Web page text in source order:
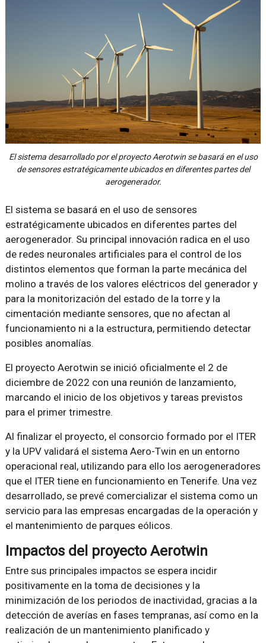
El sistema desarrollado por el proyecto Aerotwin se basará en el uso
de sensores estratégicamente ubicados en diferentes partes del
aerogenerador.
El sistema se basará en el uso de sensores
estratégicamente ubicados en diferentes partes del
aerogenerador. Su principal innovación radica en el uso
de redes neuronales artificiales para el control de los
distintos elementos que forman la parte mecánica del
molino a través de los valores eléctricos del generador y
para la monitorización del estado de la torre y la
cimentación mediante sensores, que no afectan al
funcionamiento ni a la estructura, permitiendo detectar
posibles anomalías.
El proyecto Aerotwin se inició oficialmente el 2 de
diciembre de 2022 con una reunión de lanzamiento,
marcando el inicio de los objetivos y tareas previstos
para el primer trimestre.
Al finalizar el proyecto, el consorcio formado por el ITER
y la UPV validará el sistema Aero-Twin en un entorno
operacional real, utilizando para ello los aerogeneradores
que el ITER tiene en funcionamiento en Tenerife. Una vez
desarrollado, se prevé comercializar el sistema como un
servicio para las empresas encargadas de la operación y
el mantenimiento de parques eólicos.
Impactos del proyecto Aerotwin
Entre sus principales impactos se espera incidir
positivamente en la toma de decisiones y la
minimización de los periodos de inactividad, gracias a la
detección de averías en fases tempranas, así como en la
realización de un mantenimiento planificado y